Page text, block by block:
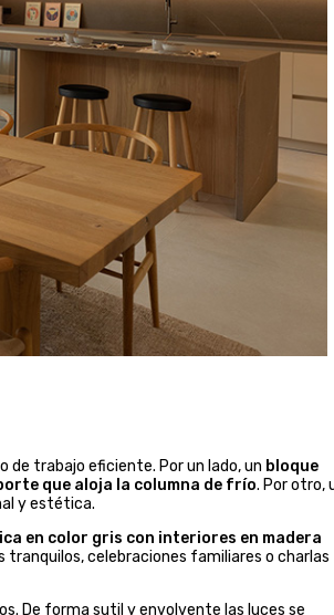
de trabajo eficiente. Por un lado, un bloque
que aloja la columna de frío. Por otro,
y estética.
en color gris con interiores en madera
tranquilos, celebraciones familiares o charlas
De forma sutil y envolvente las luces se